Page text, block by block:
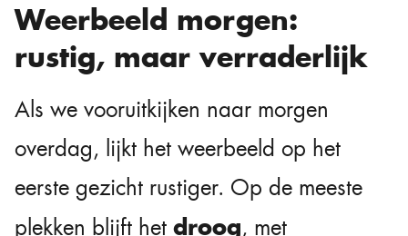
Weerbeeld morgen:
rustig, maar verraderlijk
Als we vooruitkijken naar morgen
overdag, lijkt het weerbeeld op het
eerste gezicht rustiger. Op de meeste
plekken blijft het droog, met